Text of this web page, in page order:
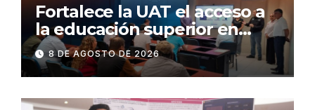
Fortalece la UAT el acceso a
la educación superior en
comunidades
8 DE AGOSTO DE 2026